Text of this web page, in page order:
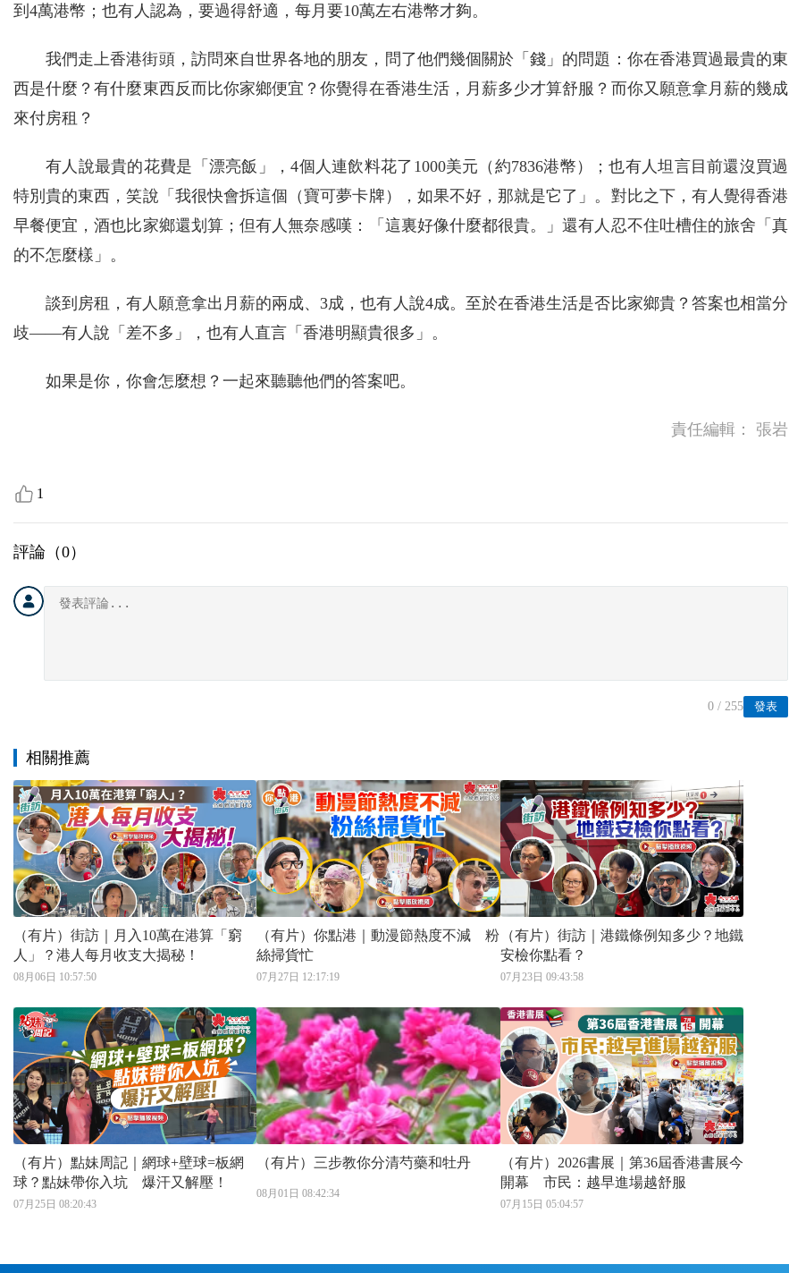
到4萬港幣；也有人認為，要過得舒適，每月要10萬左右港幣才夠。
我們走上香港街頭，訪問來自世界各地的朋友，問了他們幾個關於「錢」的問題：你在香港買過最貴的東
西是什麼？有什麼東西反而比你家鄉便宜？你覺得在香港生活，月薪多少才算舒服？而你又願意拿月薪的幾成
來付房租？
有人說最貴的花費是「漂亮飯」，4個人連飲料花了1000美元（約7836港幣）；也有人坦言目前還沒買過
特別貴的東西，笑說「我很快會拆這個（寶可夢卡牌），如果不好，那就是它了」。對比之下，有人覺得香港
早餐便宜，酒也比家鄉還划算；但有人無奈感嘆：「這裏好像什麼都很貴。」還有人忍不住吐槽住的旅舍「真
的不怎麼樣」。
談到房租，有人願意拿出月薪的兩成、3成，也有人說4成。至於在香港生活是否比家鄉貴？答案也相當分
歧——有人說「差不多」，也有人直言「香港明顯貴很多」。
如果是你，你會怎麼想？一起來聽聽他們的答案吧。
責任編輯： 張岩
1
評論（0）
發表
0 / 255
相關推薦
（有片）街訪｜月入10萬在港算「窮
人」？港人每月收支大揭秘！
08月06日 10:57:50
（有片）你點港｜動漫節熱度不減 粉
絲掃貨忙
07月27日 12:17:19
（有片）街訪｜港鐵條例知多少？地鐵
安檢你點看？
07月23日 09:43:58
（有片）點妹周記｜網球+壁球=板網
球？點妹帶你入坑 爆汗又解壓！
07月25日 08:20:43
（有片）三步教你分清芍藥和牡丹
08月01日 08:42:34
（有片）2026書展｜第36屆香港書展今
開幕 市民：越早進場越舒服
07月15日 05:04:57